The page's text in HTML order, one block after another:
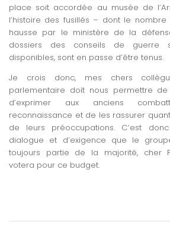
place soit accordée au musée de
l’histoire des fusillés – dont le
hausse par le ministère de la
dossiers des conseils de guerre
disponibles, sont en passe d’être tenus.
Je crois donc, mes chers
parlementaire doit nous permettre
d’exprimer aux anciens
reconnaissance et de les rassurer
de leurs préoccupations. C’est
dialogue et d’exigence que le
toujours partie de la majorité, cher
votera pour ce budget.